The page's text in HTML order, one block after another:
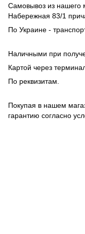
Самовывоз из нашего
Набережная 83/1
По Украине -
Наличными при
Картой через
По реквизитам.
Покупая в нашем
гарантию согласно